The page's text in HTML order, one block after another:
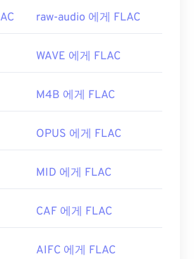
raw-audio 에게 FLAC
WAVE 에게 FLAC
M4B 에게 FLAC
OPUS 에게 FLAC
MID 에게 FLAC
CAF 에게 FLAC
AIFC 에게 FLAC